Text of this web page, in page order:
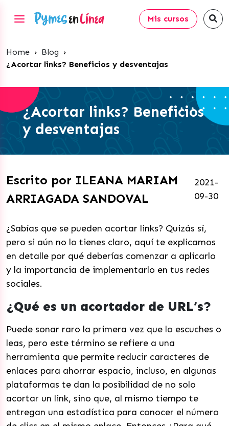
Mis cursos
Home › Blog ›
¿Acortar links? Beneficios y desventajas
¿Acortar links? Beneficios
y desventajas
Escrito por ILEANA MARIAM
ARRIAGADA SANDOVAL
2021-
09-30
¿Sabías que se pueden acortar links? Quizás sí,
pero si aún no lo tienes claro, aquí te explicamos
en detalle por qué deberías comenzar a aplicarlo
y la importancia de implementarlo en tus redes
sociales.
¿Qué es un acortador de URL’s?
Puede sonar raro la primera vez que lo escuches o
leas, pero este término se refiere a una
herramienta que permite reducir caracteres de
enlaces para ahorrar espacio, incluso, en algunas
plataformas te dan la posibilidad de no solo
acortar un link, sino que, al mismo tiempo te
entregan una estadística para conocer el número